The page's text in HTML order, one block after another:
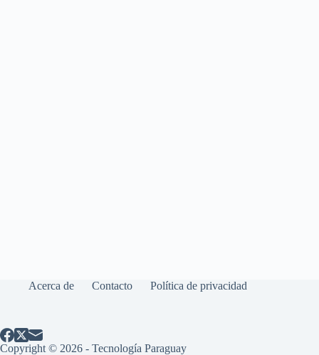
Acerca de Contacto Política de privacidad
Copyright © 2026 - Tecnología Paraguay